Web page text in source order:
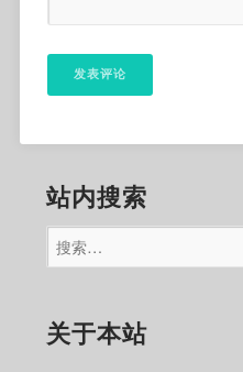
站内搜索
关于本站